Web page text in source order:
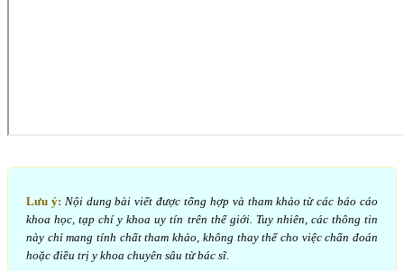
Lưu ý: Nội dung bài viết được tổng hợp và tham khảo từ các báo cáo
khoa học, tạp chí y khoa uy tín trên thế giới. Tuy nhiên, các thông tin
này chỉ mang tính chất tham khảo, không thay thế cho việc chẩn đoán
hoặc điều trị y khoa chuyên sâu từ bác sĩ.